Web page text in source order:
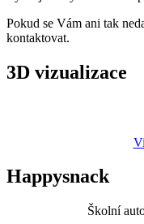
Pokud se Vám ani tak
kontaktovat.
3D vizualizace
Happysnack
Školní